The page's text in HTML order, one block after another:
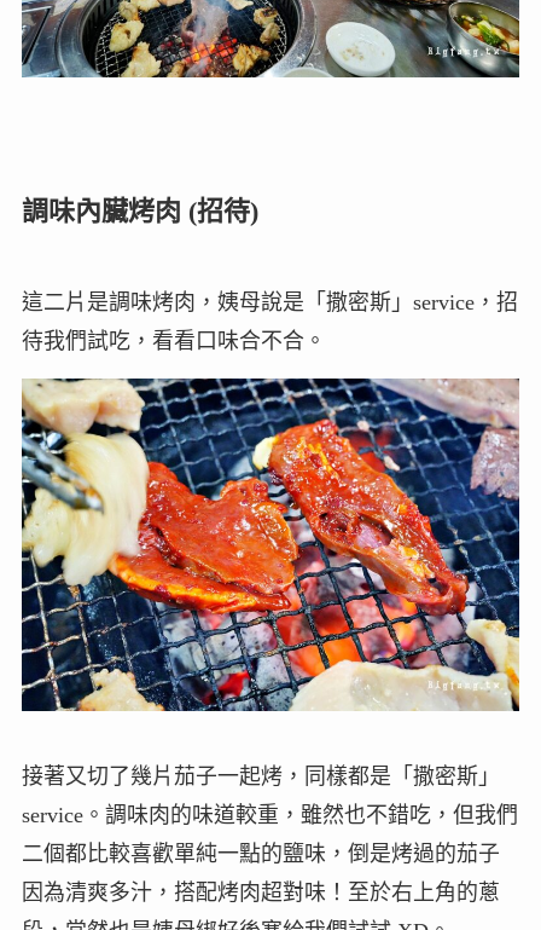
調味內臟烤肉 (招待)
這二片是調味烤肉，姨母說是「撒密斯」service，招
待我們試吃，看看口味合不合。
接著又切了幾片茄子一起烤，同樣都是「撒密斯」
service。調味肉的味道較重，雖然也不錯吃，但我們
二個都比較喜歡單純一點的鹽味，倒是烤過的茄子
因為清爽多汁，搭配烤肉超對味！至於右上角的蔥